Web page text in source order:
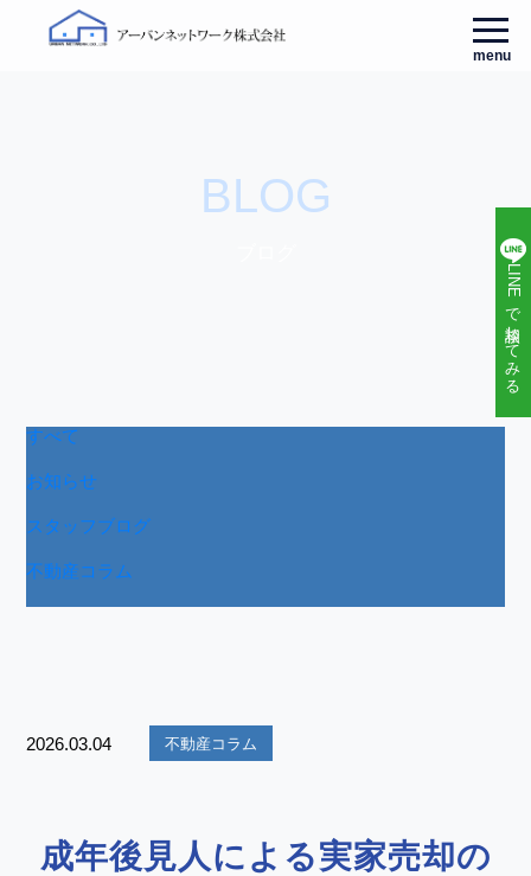
menu
LINEで相談してみる
BLOG
すべて
お知らせ
スタッフブログ
不動産コラム
成年後見人による実家売却の
不動産コラム
2026.03.04